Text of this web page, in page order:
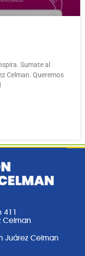
Sumate al
Celman. Queremos
411
Celman
Juárez Celman